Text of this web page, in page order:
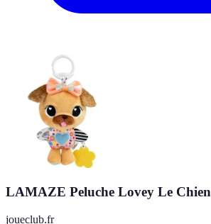
LAMAZE Peluche Lovey Le Chien
joueclub.fr